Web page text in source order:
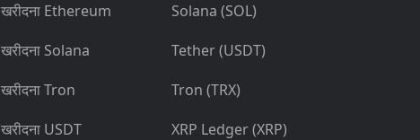
खरीदना Ethereum
खरीदना Solana
खरीदना Tron
खरीदना USDT
Solana (SOL)
Tether (USDT)
Tron (TRX)
XRP Ledger (XRP)